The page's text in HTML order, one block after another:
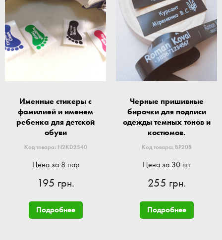
Именные стикеры с
фамилией и именем
ребенка для детской
обуви
Код товара: N2KD2540
Цена за 8 пар
195 грн.
Подробнее
Черные пришивные
бирочки для подписи
одежды темных тонов и
костюмов.
Код товара: BP20B
Цена за 30 шт
255 грн.
Подробнее